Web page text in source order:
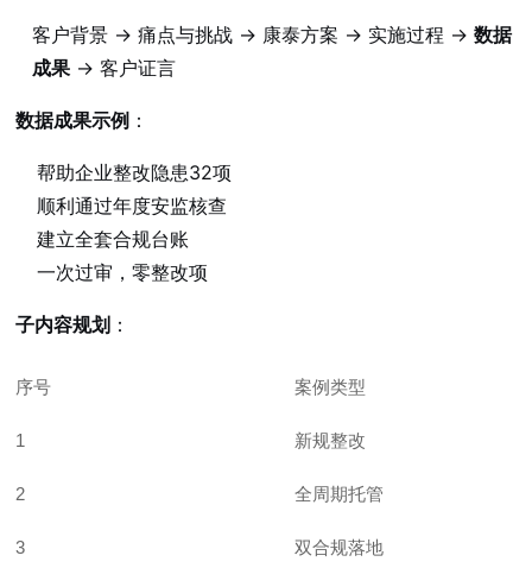
客户背景 → 痛点与挑战 → 康泰方案 → 实施过程 →数据
成果 → 客户证言
数据成果示例 ：
帮助企业整改隐患32项
顺利通过年度安监核查
建立全套合规台账
一次过审，零整改项
子内容规划 ：
序号 案例类型
1 新规整改
2 全周期托管
3 双合规落地